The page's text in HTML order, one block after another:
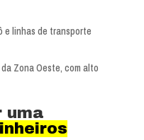
e linhas de transporte
Zona Oeste, com alto
uma